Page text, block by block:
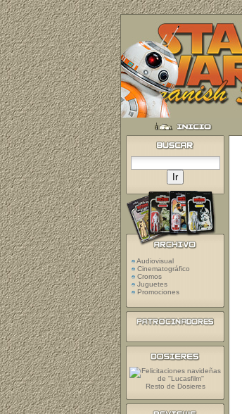
Audiovisual
Cinematográfico
Cromos
Juguetes
Promociones
Resto de Dosieres